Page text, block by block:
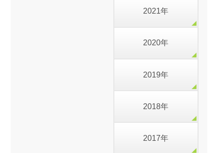
2021年
2020年
2019年
2018年
2017年